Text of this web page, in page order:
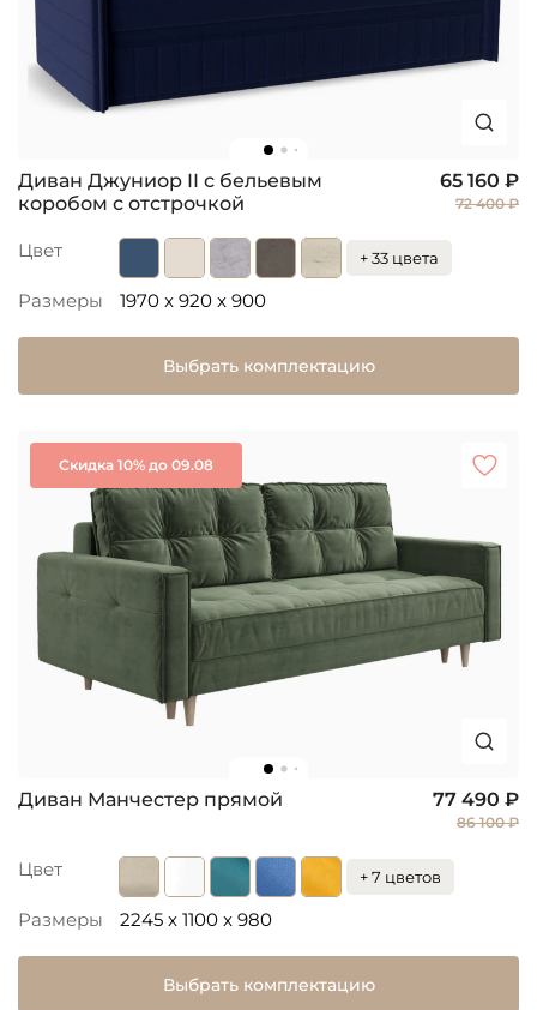
Диван Джуниор II с бельевым
коробом с отстрочкой
65 160 ₽
72 400 ₽
Цвет + 33 цвета
Размеры 1970 x 920 x 900
Выбрать комплектацию
Скидка 10% до 09.08
Диван Манчестер прямой 77 490 ₽
86 100 ₽
Цвет + 7 цветов
Размеры 2245 x 1100 x 980
Выбрать комплектацию